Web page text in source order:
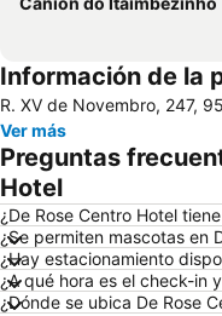
Información de la
R. XV de Novembro, 247,
Ver más
Preguntas
Hotel
¿De Rose Centro Hotel
¿Se permiten mascotas en
¿Hay estacionamiento
¿A qué hora es el check-in
¿Dónde se ubica De Rose